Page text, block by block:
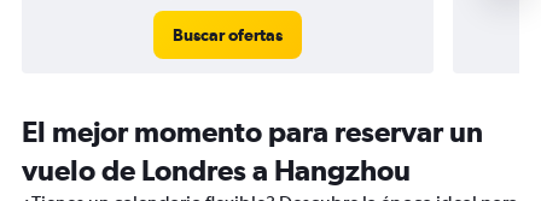
Buscar ofertas
El mejor momento para reservar un
vuelo de Londres a Hangzhou